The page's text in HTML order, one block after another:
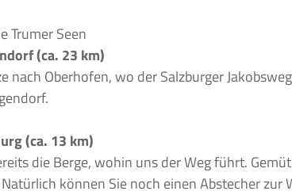
Trumer Seen
(ca. 23 km)
nach Oberhofen, wo der Salzburger
(ca. 13 km)
die Berge, wohin uns der Weg führt.
können Sie noch einen Abstecher zur